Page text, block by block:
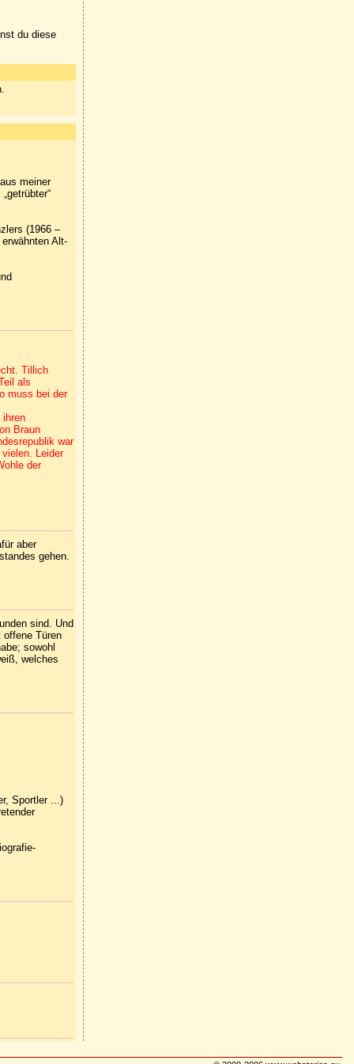
du diese
meiner
(1966 –
Alt-
Tillich
als
muss bei der
ihren
Braun
war
Leider
der
aber
gehen.
sind. Und
Türen
sowohl
welches
Sportler ...)